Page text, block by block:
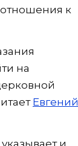
к
на
Евгений